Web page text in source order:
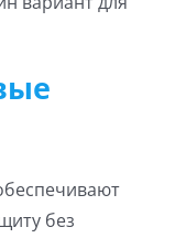
без